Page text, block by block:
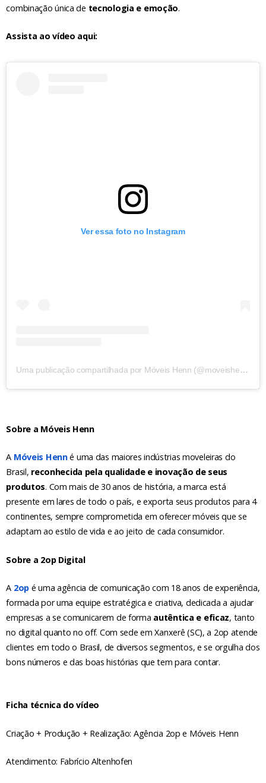
combinação única de tecnologia e emoção.
Assista ao vídeo aqui:
Ver essa foto no Instagram
Uma publicação compartilhada por Móveis Henn (@moveishenn)
Sobre a Móveis Henn
A Móveis Henné uma das maiores indústrias moveleiras do
Brasil, reconhecida pela qualidade e inovação de seus
produtos. Com mais de 30 anos de história, a marca está
presente em lares de todo o país, e exporta seus produtos para 4
continentes, sempre comprometida em oferecer móveis que se
adaptam ao estilo de vida e ao jeito de cada consumidor.
Sobre a 2op Digital
A 2opé uma agência de comunicação com 18 anos de experiência,
formada por uma equipe estratégica e criativa, dedicada a ajudar
empresas a se comunicarem de forma autêntica e eficaz, tanto
no digital quanto no off. Com sede em Xanxerê (SC), a 2op atende
clientes em todo o Brasil, de diversos segmentos, e se orgulha dos
bons números e das boas histórias que tem para contar.
Ficha técnica do vídeo
Criação + Produção + Realização: Agência 2op e Móveis Henn
Atendimento: Fabrício Altenhofen